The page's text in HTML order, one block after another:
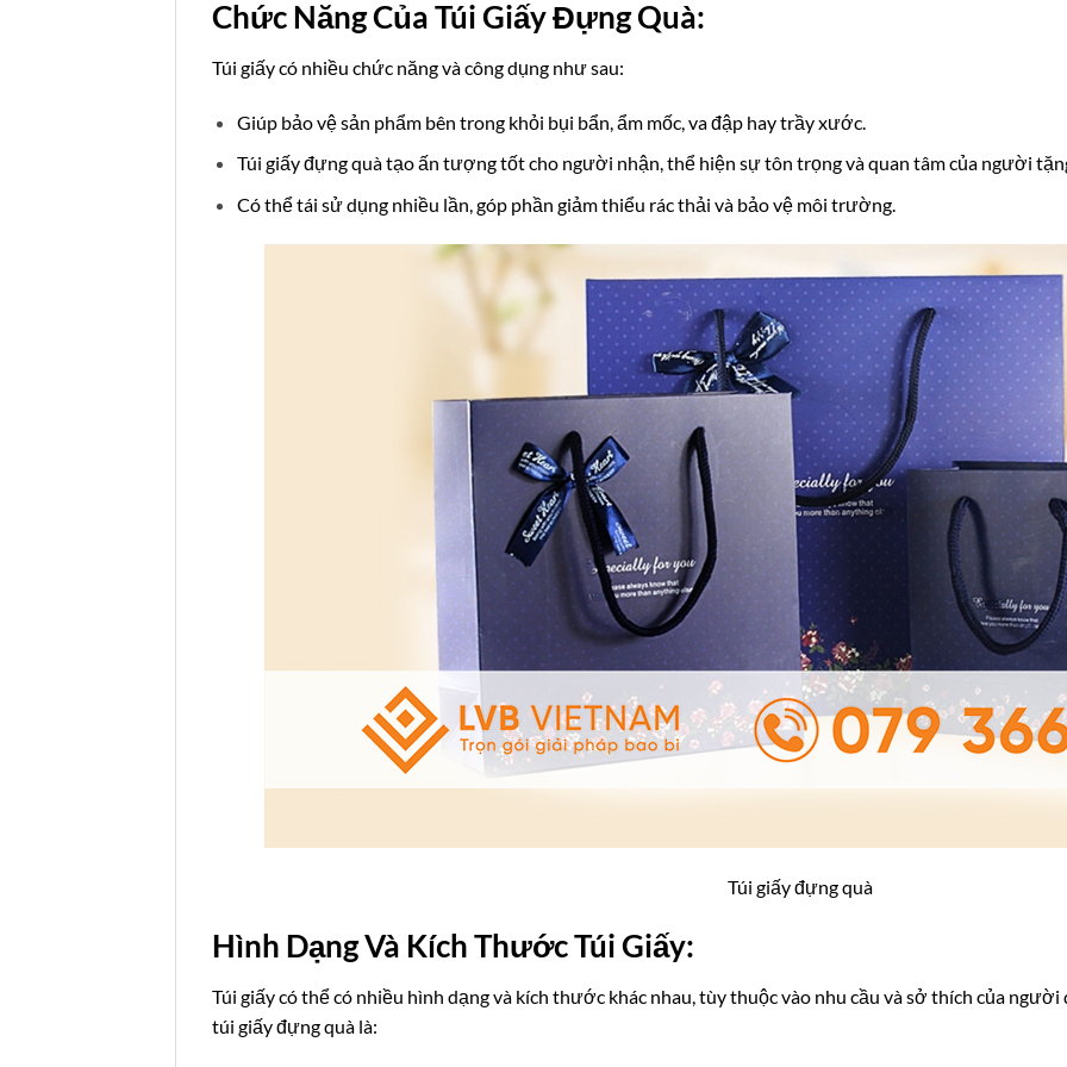
Chức Năng Của Túi Giấy Đựng Quà:
Túi giấy có nhiều chức năng và công dụng như sau:
Giúp bảo vệ sản phẩm bên trong khỏi bụi bẩn, ẩm mốc, va đập hay trầy xước.
Túi giấy đựng quà tạo ấn tượng tốt cho người nhận, thể hiện sự tôn trọng và quan tâm của người
Có thể tái sử dụng nhiều lần, góp phần giảm thiểu rác thải và bảo vệ môi trường.
Túi giấy đựng quà
Hình Dạng Và Kích Thước Túi Giấy:
Túi giấy có thể có nhiều hình dạng và kích thước khác nhau, tùy thuộc vào nhu cầu và sở thích của
túi giấy đựng quà là: